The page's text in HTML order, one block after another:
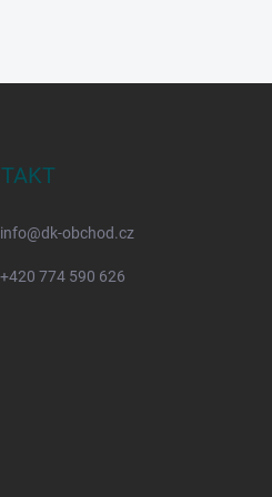
info@dk-obchod.cz
+420 774 590 626